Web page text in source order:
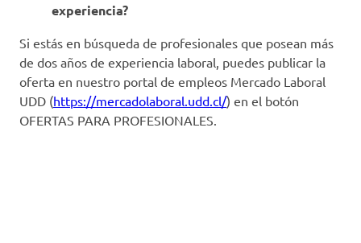
experiencia?
Si estás en búsqueda de profesionales que posean más
de dos años de experiencia laboral, puedes publicar la
oferta en nuestro portal de empleos Mercado Laboral
UDD (https://mercadolaboral.udd.cl/) en el botón
OFERTAS PARA PROFESIONALES.